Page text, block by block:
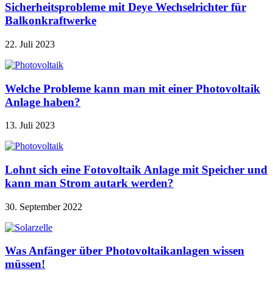
Sicherheitsprobleme mit Deye Wechselrichter für
Balkonkraftwerke
22. Juli 2023
Welche Probleme kann man mit einer Photovoltaik
Anlage haben?
13. Juli 2023
Lohnt sich eine Fotovoltaik Anlage mit Speicher und
kann man Strom autark werden?
30. September 2022
Was Anfänger über Photovoltaikanlagen wissen
müssen!